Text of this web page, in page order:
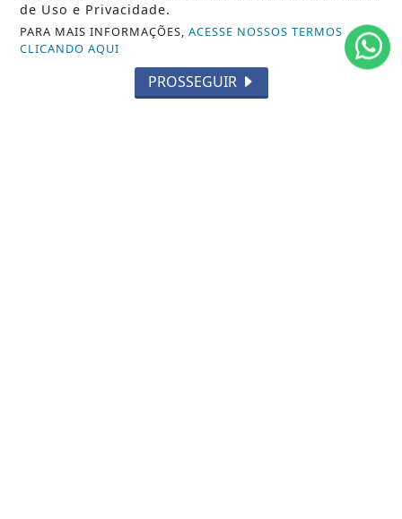
MUNDO
ENTRETENIMENTO
de Uso e Privacidade.
PARA MAIS INFORMAÇÕES,ACESSE NOSSOS TERMOS
CLICANDO AQUI
PROSSEGUIR